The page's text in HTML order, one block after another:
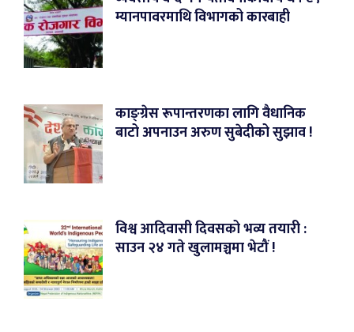
म्यानपावरमाथि विभागको कारबाही
काङ्ग्रेस रूपान्तरणका लागि वैधानिक
बाटो अपनाउन अरुण सुबेदीको सुझाव !
विश्व आदिवासी दिवसको भव्य तयारी :
साउन २४ गते खुलामञ्चमा भेटौं !